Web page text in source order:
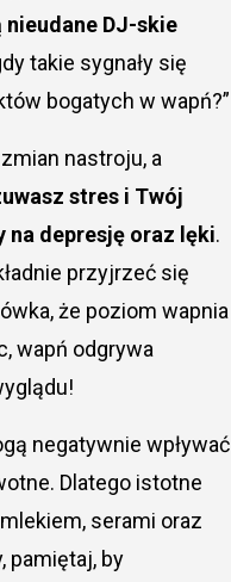
DJ-skie
takie sygnały się
bogatych w wapń?”
nastroju, a
stres i Twój
na depresję oraz lęki.
przyjrzeć się
że poziom wapnia
wapń odgrywa
negatywnie wpływać
Dlatego istotne
serami oraz
pamiętaj, by